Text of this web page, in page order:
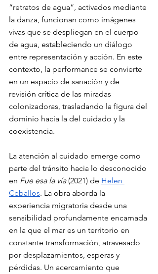
“retratos de agua”, activados mediante
la danza, funcionan como imágenes
vivas que se despliegan en el cuerpo
de agua, estableciendo un diálogo
entre representación y acción. En este
contexto, la performance se convierte
en un espacio de sanación y de
revisión crítica de las miradas
colonizadoras, trasladando la figura del
dominio hacia la del cuidado y la
coexistencia.
La atención al cuidado emerge como
parte del tránsito hacia lo desconocido
en Fue esa la vía (2021) de Helen
Ceballos. La obra aborda la
experiencia migratoria desde una
sensibilidad profundamente encarnada
en la que el mar es un territorio en
constante transformación, atravesado
por desplazamientos, esperas y
pérdidas. Un acercamiento que